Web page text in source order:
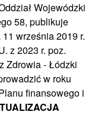
Wojewódzki
58, publikuje
września 2019 r.
z 2023 r. poz.
Zdrowia - Łódzki
w roku
finansowego i